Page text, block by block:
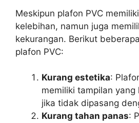
Meskipun plafon PVC
kelebihan, namun juga
kekurangan. Berikut
plafon PVC:
Kurang estetika:
memiliki tampilan yang
jika tidak dipasang
Kurang tahan panas: